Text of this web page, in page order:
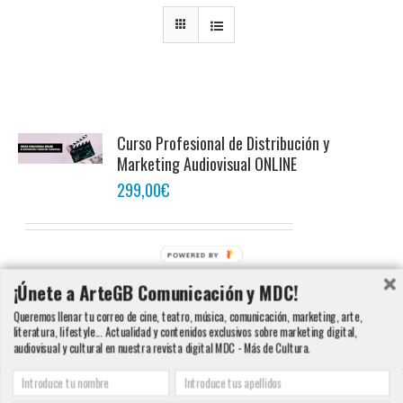
Curso Profesional de Distribución y
Marketing Audiovisual ONLINE
299,00€
¡Únete a ArteGB Comunicación y MDC!
Queremos llenar tu correo de cine, teatro, música, comunicación, marketing, arte,
literatura, lifestyle... Actualidad y contenidos exclusivos sobre marketing digital,
audiovisual y cultural en nuestra revista digital MDC - Más de Cultura.
POWERED BY